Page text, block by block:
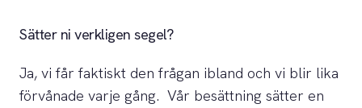
Sätter ni verkligen segel?
Ja, vi får faktiskt den frågan ibland och vi blir lika
förvånade varje gång. Vår besättning sätter en